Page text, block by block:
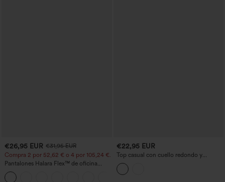
€26,95 EUR €31,95 EUR
Compra 2 por 52,62 € o 4 por 105,24 €.
Pantalones Halara Flex™ de oficina
anchos plisados de tiro alto con bolsillos
en tela tipo gofre
€22,95 EUR
Top casual con cuello redondo y
mangas murciélago